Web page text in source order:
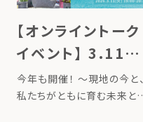
【オンライントーク
イベント】 3.11東
北復興をLFCコン
ポスト堆肥で支援
今年も開催！ ～現地の今と、
私たちがともに育む未来と